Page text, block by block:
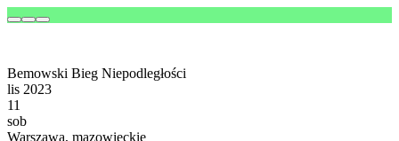
Bemowski Bieg Niepodległości
lis 2023
11
sob
Warszawa, mazowieckie